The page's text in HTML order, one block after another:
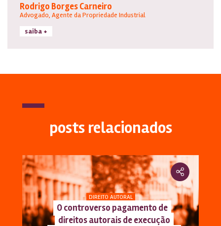
Rodrigo Borges Carneiro
Advogado, Agente da Propriedade Industrial
saiba +
posts relacionados
DIREITO AUTORAL
O controverso pagamento de
direitos autorais de execução